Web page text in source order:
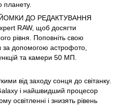
планету.
ДО РЕДАКТУВАННЯ
RAW, щоб досягти
рівня. Поповніть свою
за допомогою астрофото,
та камери 50 МП.
від заходу сонця до світанку.
і найшвидший процесор
освітленні і знизять рівень